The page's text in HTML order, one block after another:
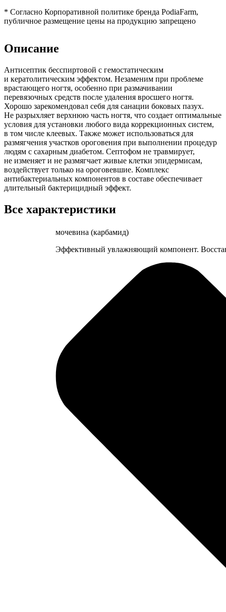
* Согласно Корпоративной политике бренда PodiaFarm,
публичное размещение цены на продукцию запрещено
Описание
Антисептик бесспиртовой с гемостатическим
и кератолитическим эффектом. Незаменим при проблеме
врастающего ногтя, особенно при размачивании
перевязочных средств после удаления вросшего ногтя.
Хорошо зарекомендовал себя для санации боковых пазух.
Не разрыхляет верхнюю часть ногтя, что создает оптимальные
условия для установки любого вида коррекционных систем,
в том числе клеевых. Также может использоваться для
размягчения участков ороговения при выполнении процедур
людям с сахарным диабетом. Септофом не травмирует,
не изменяет и не размягчает живые клетки эпидермисам,
воздействует только на ороговевшие. Комплекс
антибактериальных компонентов в составе обеспечивает
длительный бактерицидный эффект.
Все характеристики
мочевина (карбамид)
Эффективный увлажняющий компонент.